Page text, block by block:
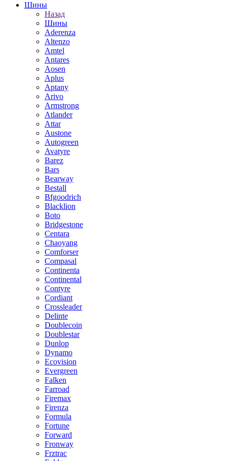
Шины
Назад
Шины
Aderenza
Altenzo
Amtel
Antares
Aosen
Aplus
Aptany
Arivo
Armstrong
Atlander
Attar
Austone
Autogreen
Avatyre
Barez
Bars
Bearway
Bestall
Bfgoodrich
Blacklion
Boto
Bridgestone
Centara
Chaoyang
Comforser
Compasal
Continenta
Continental
Contyre
Cordiant
Crossleader
Delinte
Doublecoin
Doublestar
Dunlop
Dynamo
Ecovision
Evergreen
Falken
Farroad
Firemax
Firenza
Formula
Fortune
Forward
Fronway
Frztrac